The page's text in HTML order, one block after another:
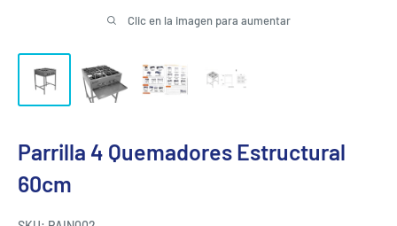
Clic en la imagen para aumentar
Parrilla 4 Quemadores Estructural
60cm